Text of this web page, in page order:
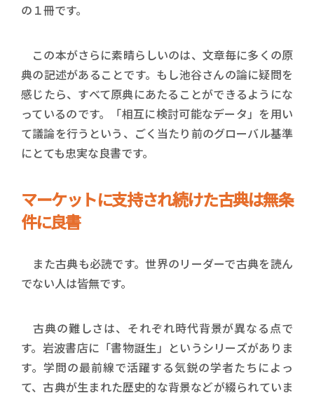
の１冊です。
この本がさらに素晴らしいのは、文章毎に多くの原
典の記述があることです。もし池谷さんの論に疑問を
感じたら、すべて原典にあたることができるようにな
っているのです。「相互に検討可能なデータ」を用い
て議論を行うという、ごく当たり前のグローバル基準
にとても忠実な良書です。
マーケットに支持され続けた古典は無条
件に良書
また古典も必読です。世界のリーダーで古典を読ん
でない人は皆無です。
古典の難しさは、それぞれ時代背景が異なる点で
す。岩波書店に「書物誕生」というシリーズがありま
す。学問の最前線で活躍する気鋭の学者たちによっ
て、古典が生まれた歴史的な背景などが綴られていま